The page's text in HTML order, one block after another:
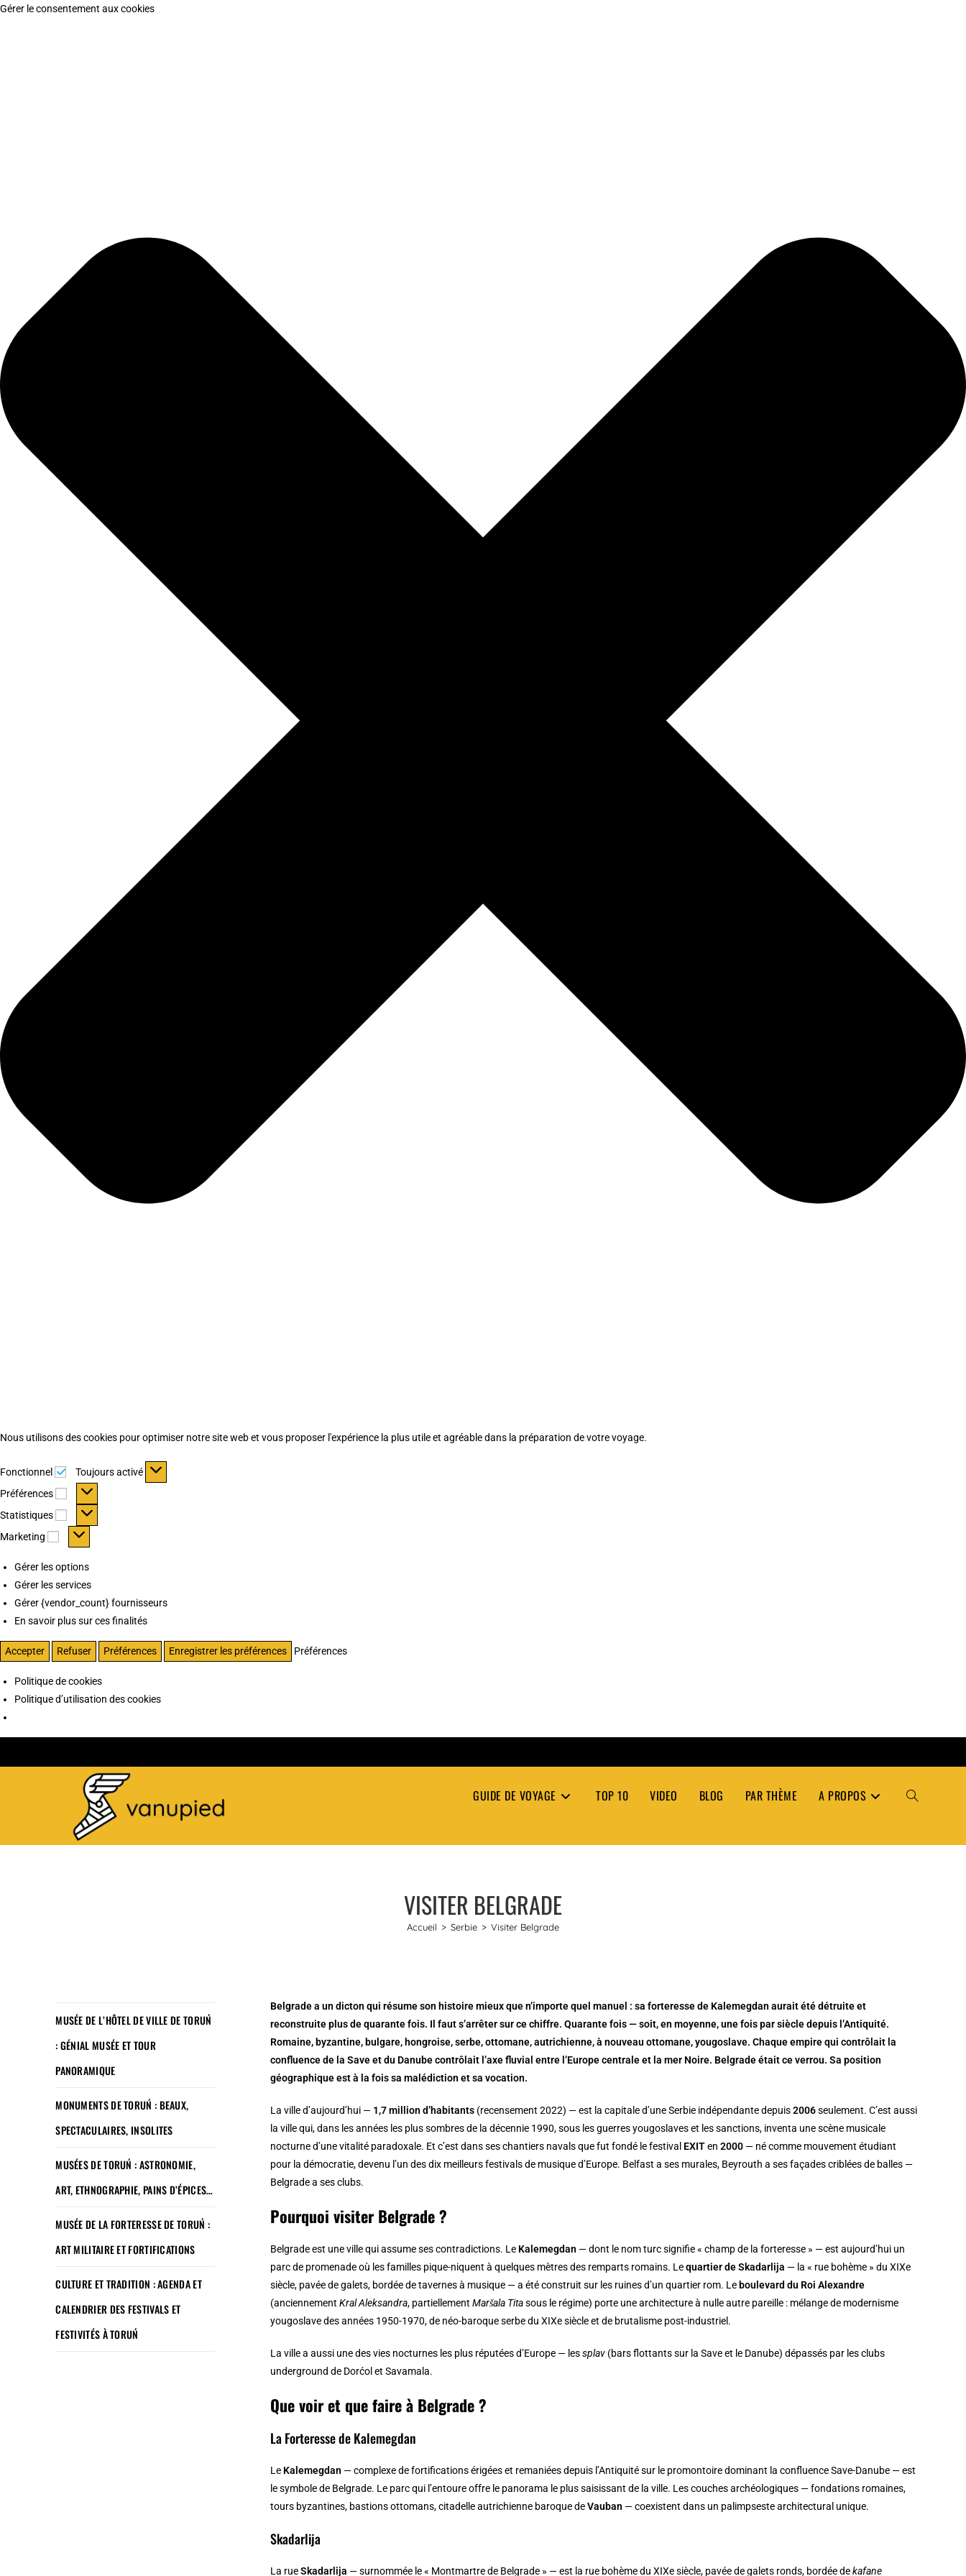
Gérer le consentement aux cookies
Nous utilisons des cookies pour optimiser notre site web et vous proposer l'expérience la plus utile et agréable dans la préparation de votre voyage.
Fonctionnel Fonctionnel
Toujours activé
Préférences
Préférences
Statistiques Statistiques
Marketing Marketing
Gérer les options
Gérer les services
Gérer {vendor_count} fournisseurs
En savoir plus sur ces finalités
Accepter Refuser Préférences Enregistrer les préférences Préférences
Politique de cookies
Politique d’utilisation des cookies
GUIDE DE VOYAGE TOP 10 VIDEO BLOG PAR THÈME A PROPOS TOGGLE
VISITER BELGRADE
Accueil > Serbie > Visiter Belgrade
Belgrade a un dicton qui résume son histoire mieux que n’importe quel manuel : sa forteresse de Kalemegdan aurait été détruite et
reconstruite plus de quarante fois. Il faut s’arrêter sur ce chiffre. Quarante fois — soit, en moyenne, une fois par siècle depuis l’Antiquité.
Romaine, byzantine, bulgare, hongroise, serbe, ottomane, autrichienne, à nouveau ottomane, yougoslave. Chaque empire qui contrôlait la
confluence de la Save et du Danube contrôlait l’axe fluvial entre l’Europe centrale et la mer Noire. Belgrade était ce verrou. Sa position
géographique est à la fois sa malédiction et sa vocation.
La ville d’aujourd’hui — 1,7 million d’habitants (recensement 2022) — est la capitale d’une Serbie indépendante depuis2006seulement. C’est aussi
la ville qui, dans les années les plus sombres de la décennie 1990, sous les guerres yougoslaves et les sanctions, inventa une scène musicale
nocturne d’une vitalité paradoxale. Et c’est dans ses chantiers navals que fut fondé le festival EXITen2000 — né comme mouvement étudiant
pour la démocratie, devenu l’un des dix meilleurs festivals de musique d’Europe. Belfast a ses murales, Beyrouth a ses façades criblées de balles —
Belgrade a ses clubs.
Pourquoi visiter Belgrade ?
Belgrade est une ville qui assume ses contradictions. Le Kalemegdan — dont le nom turc signifie « champ de la forteresse » — est aujourd’hui un
parc de promenade où les familles pique-niquent à quelques mètres des remparts romains. Lequartier de Skadarlija — la « rue bohème » du XIXe
siècle, pavée de galets, bordée de tavernes à musique — a été construit sur les ruines d’un quartier rom. Le boulevard du Roi Alexandre
(anciennementKral Aleksandra, partiellementMaršala Titasous le régime) porte une architecture à nulle autre pareille : mélange de modernisme
yougoslave des années 1950-1970, de néo-baroque serbe du XIXe siècle et de brutalisme post-industriel.
La ville a aussi une des vies nocturnes les plus réputées d’Europe — lessplav (bars flottants sur la Save et le Danube) dépassés par les clubs
underground de Dorćol et Savamala.
Que voir et que faire à Belgrade ?
La Forteresse de Kalemegdan
Le Kalemegdan — complexe de fortifications érigées et remaniées depuis l’Antiquité sur le promontoire dominant la confluence Save-Danube — est
le symbole de Belgrade. Le parc qui l’entoure offre le panorama le plus saisissant de la ville. Les couches archéologiques — fondations romaines,
tours byzantines, bastions ottomans, citadelle autrichienne baroque deVauban — coexistent dans un palimpseste architectural unique.
Skadarlija
La rueSkadarlija — surnommée le « Montmartre de Belgrade » — est la rue bohème du XIXe siècle, pavée de galets ronds, bordée dekafane
MUSÉE DE L’HÔTEL DE VILLE DE TORUŃ
: GÉNIAL MUSÉE ET TOUR
PANORAMIQUE
MONUMENTS DE TORUŃ : BEAUX,
SPECTACULAIRES, INSOLITES
MUSÉES DE TORUŃ : ASTRONOMIE,
ART, ETHNOGRAPHIE, PAINS D’ÉPICES…
MUSÉE DE LA FORTERESSE DE TORUŃ :
ART MILITAIRE ET FORTIFICATIONS
CULTURE ET TRADITION : AGENDA ET
CALENDRIER DES FESTIVALS ET
FESTIVITÉS À TORUŃ